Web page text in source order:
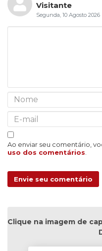
Visitante
Segunda, 10 Agosto 2026
Ao enviar seu comentário,
uso dos comentários
Envie seu comentário
Clique na imagem de